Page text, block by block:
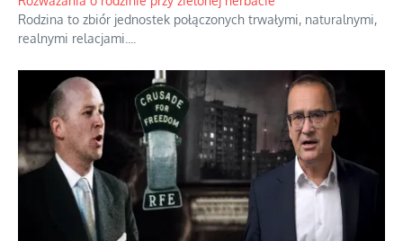
Rodzina to zbiór jednostek połączonych trwałymi, naturalnymi,
realnymi relacjami.